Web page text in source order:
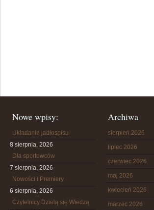
Nowe wpisy:
Układanie jadłospisu
8 sierpnia, 2026
Dla sportowców
7 sierpnia, 2026
Nowości i Premiery
6 sierpnia, 2026
Czytelnicy Dzielą się Wiedzą
Archiwa
sierpień 2026
lipiec 2026
czerwiec 2026
maj 2026
kwiecień 2026
marzec 2026